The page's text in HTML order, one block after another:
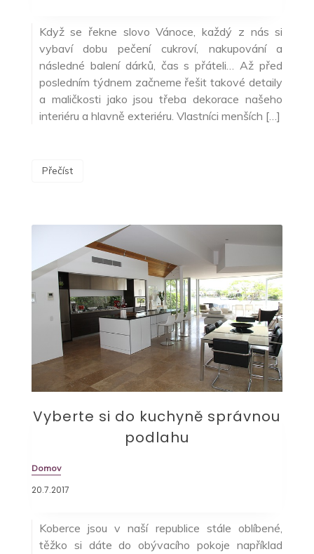
Když se řekne slovo Vánoce, každý z nás si
vybaví dobu pečení cukroví, nakupování a
následné balení dárků, čas s přáteli… Až před
posledním týdnem začneme řešit takové detaily
a maličkosti jako jsou třeba dekorace našeho
interiéru a hlavně exteriéru. Vlastníci menších […]
Přečíst
Vyberte si do kuchyně správnou
podlahu
Domov
20.7.2017
Koberce jsou v naší republice stále oblíbené,
těžko si dáte do obývacího pokoje například